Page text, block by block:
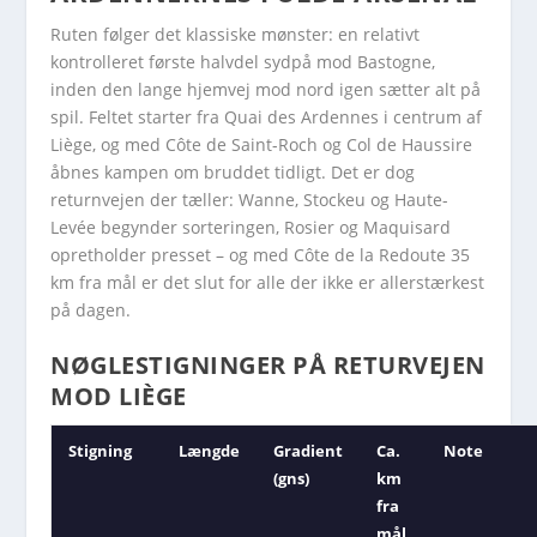
Ruten følger det klassiske mønster: en relativt
kontrolleret første halvdel sydpå mod Bastogne,
inden den lange hjemvej mod nord igen sætter alt på
spil. Feltet starter fra Quai des Ardennes i centrum af
Liège, og med Côte de Saint-Roch og Col de Haussire
åbnes kampen om bruddet tidligt. Det er dog
returnvejen der tæller: Wanne, Stockeu og Haute-
Levée begynder sorteringen, Rosier og Maquisard
opretholder presset – og med Côte de la Redoute 35
km fra mål er det slut for alle der ikke er allerstærkest
på dagen.
NØGLESTIGNINGER PÅ RETURVEJEN
MOD LIÈGE
Stigning Længde
Gradient
(gns)
Ca.
km
fra
Note